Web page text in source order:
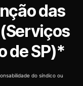
das
de SP)*
do síndico ou